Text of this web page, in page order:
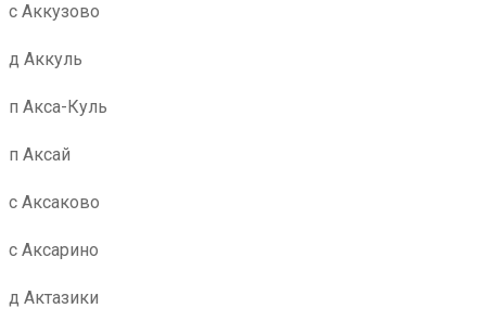
с Аккузово
д Аккуль
п Акса-Куль
п Аксай
с Аксаково
с Аксарино
д Актазики